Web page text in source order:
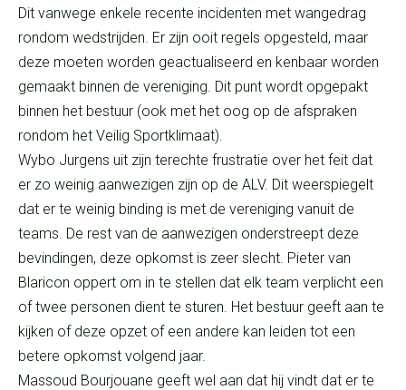
Dit vanwege enkele recente incidenten met wangedrag
rondom wedstrijden. Er zijn ooit regels opgesteld, maar
deze moeten worden geactualiseerd en kenbaar worden
gemaakt binnen de vereniging. Dit punt wordt opgepakt
binnen het bestuur (ook met het oog op de afspraken
rondom het Veilig Sportklimaat).
Wybo Jurgens uit zijn terechte frustratie over het feit dat
er zo weinig aanwezigen zijn op de ALV. Dit weerspiegelt
dat er te weinig binding is met de vereniging vanuit de
teams. De rest van de aanwezigen onderstreept deze
bevindingen, deze opkomst is zeer slecht. Pieter van
Blaricon oppert om in te stellen dat elk team verplicht een
of twee personen dient te sturen. Het bestuur geeft aan te
kijken of deze opzet of een andere kan leiden tot een
betere opkomst volgend jaar.
Massoud Bourjouane geeft wel aan dat hij vindt dat er te